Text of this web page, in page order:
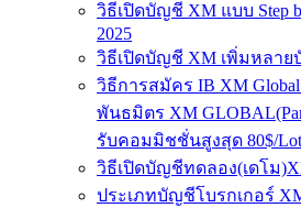
วิธีเปิดบัญชี XM แบบ Step
2025
วิธีเปิดบัญชี XM เพิ่มหลา
วิธีการสมัคร IB XM
พันธมิตร XM
รับคอมมิชชั่นสูงสุด 80$/Lot
วิธีเปิดบัญชีทดลอง(เดโม
ประเภทบัญชีโบรกเกอร์